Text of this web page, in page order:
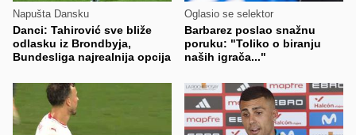
Napušta Dansku
Danci: Tahirović sve bliže
odlasku iz Brondbyja,
Bundesliga najrealnija opcija
Oglasio se selektor
Barbarez poslao snažnu
poruku: "Toliko o biranju
naših igrača..."